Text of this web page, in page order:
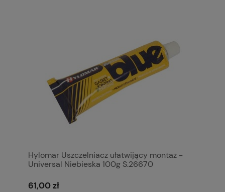
Hylomar Uszczelniacz ułatwijący montaż -
Universal Niebieska 100g S.26670
61,00 zł